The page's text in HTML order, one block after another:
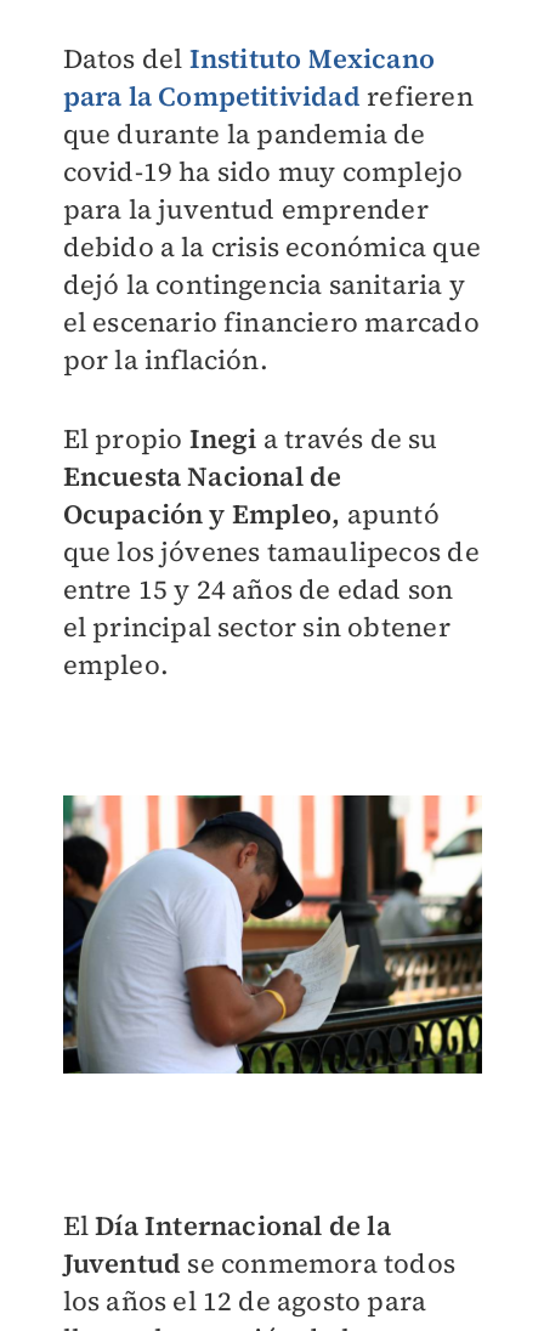
Datos del Instituto Mexicano
para la Competitividad refieren
que durante la pandemia de
covid-19 ha sido muy complejo
para la juventud emprender
debido a la crisis económica que
dejó la contingencia sanitaria y
el escenario financiero marcado
por la inflación.
El propio Inegi a través de su
Encuesta Nacional de
Ocupación y Empleo, apuntó
que los jóvenes tamaulipecos de
entre 15 y 24 años de edad son
el principal sector sin obtener
empleo.
ElDía Internacional de la
Juventud se conmemora todos
los años el 12 de agosto para